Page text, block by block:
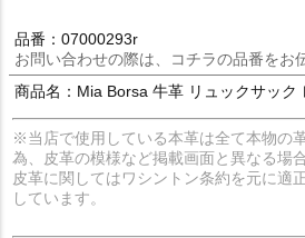
品番：07000293r
お問い合わせの際は、コチラの品番をお
商品名：Mia Borsa 牛革 リュックサック
※当店で使用している本革は全て本物の
為、皮革の模様など掲載画面と異なる場
皮革に関してはワシントン条約を元に適
しています。